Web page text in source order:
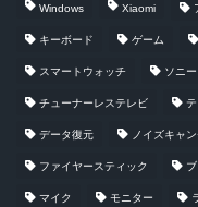
Windows Xiaomi
キーボード ゲーム
スマートウォッチ ソニー
チューナーレステレビ
データ復元 ノイズキャ
ファイヤースティック
マイク モニター